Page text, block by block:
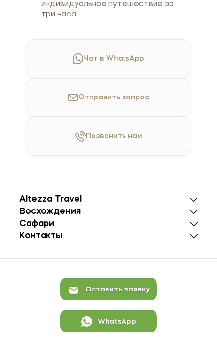
индивидуальное путешествие за
три часа.
Чат в WhatsApp
Отправить запрос
Позвонитьнам
Altezza Travel
Восхождения
Сафари
Контакты
Оставить заявку
WhatsApp